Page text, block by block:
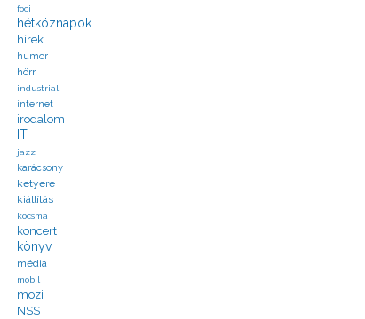
foci
hétköznapok
hírek
humor
hörr
industrial
internet
irodalom
IT
jazz
karácsony
ketyere
kiállítás
kocsma
koncert
könyv
média
mobil
mozi
NSS